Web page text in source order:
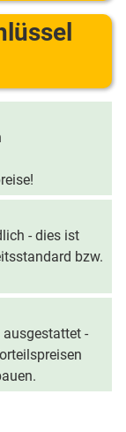
- dies ist
bzw.
-